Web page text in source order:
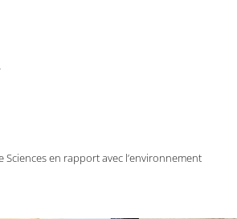
Sciences en rapport avec l’environnement